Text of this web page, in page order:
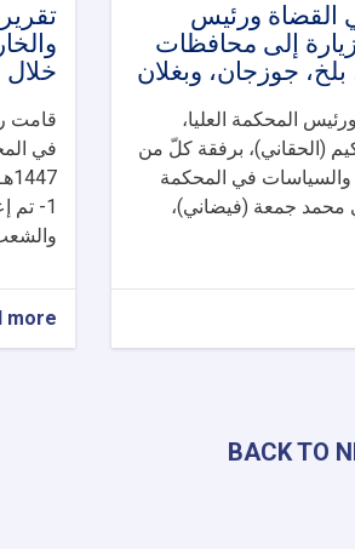
القضاة ورئيس
إلى محافظات
جوزجان، وبغلان
المحكمة العليا،
(الحقاني)، برفقة كلّ من
والسياسات في المحكمة
محمد جمعة (فیضاني)،
خلال
قامت
في
1447هـ بالأنشطة الرئيسية التالية:
more
BACK TO